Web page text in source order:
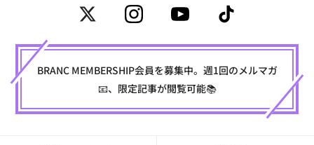
BRANC MEMBERSHIP会員を募集中。週1回のメルマガ
📧、限定記事が閲覧可能📚